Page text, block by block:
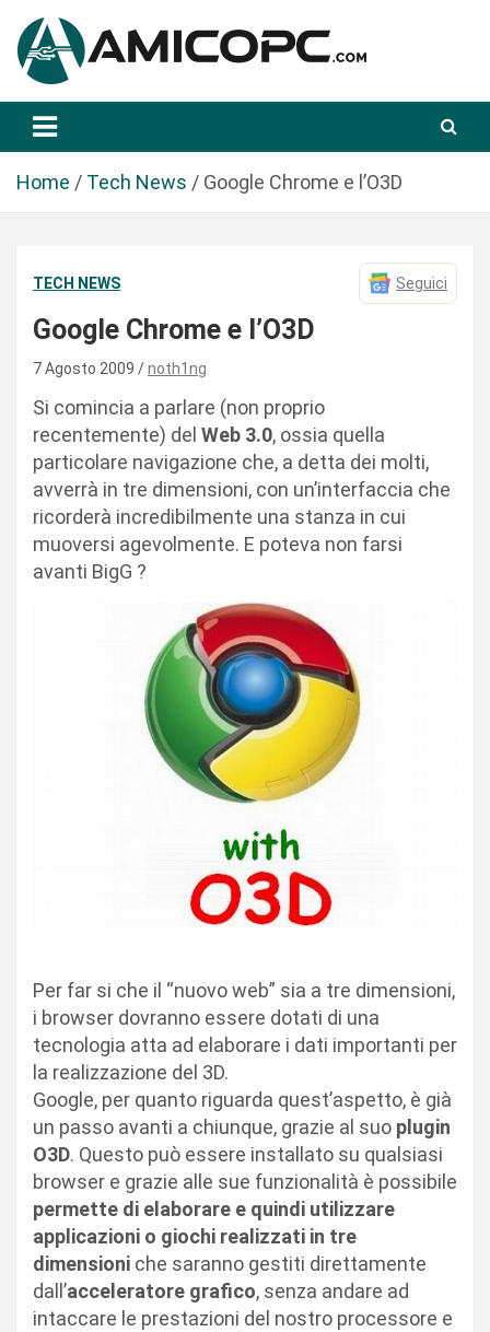
a
Amicopc.com
Home Tech News Google Chrome e l’O3D
TECH NEWS Seguici
Google Chrome e l’O3D
7 Agosto 2009 noth1ng
Si comincia a parlare (non proprio
recentemente) del Web 3.0, ossia quella
particolare navigazione che, a detta dei molti,
avverrà in tre dimensioni, con un’interfaccia che
ricorderà incredibilmente una stanza in cui
muoversi agevolmente. E poteva non farsi
avanti BigG ?
Per far si che il “nuovo web” sia a tre dimensioni,
i browser dovranno essere dotati di una
tecnologia atta ad elaborare i dati importanti per
la realizzazione del 3D.
Google, per quanto riguarda quest’aspetto, è già
un passo avanti a chiunque, grazie al suo plugin
O3D. Questo può essere installato su qualsiasi
browser e grazie alle sue funzionalità è possibile
permette di elaborare e quindi utilizzare
applicazioni o giochi realizzati in tre
dimensioni che saranno gestiti direttamente
dall’acceleratore grafico, senza andare ad
intaccare le prestazioni del nostro processore e